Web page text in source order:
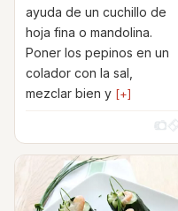
ayuda de un cuchillo de
hoja fina o mandolina.
Poner los pepinos en un
colador con la sal,
mezclar bien y [+]